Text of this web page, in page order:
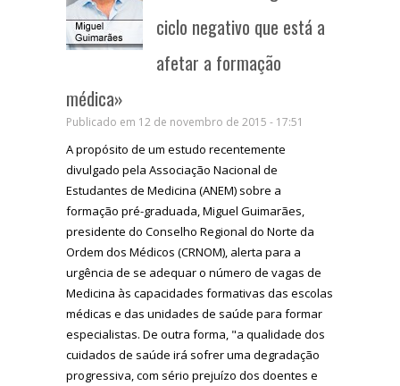
ciclo negativo que está a
afetar a formação
médica»
Publicado em 12 de novembro de 2015 - 17:51
A propósito de um estudo recentemente
divulgado pela Associação Nacional de
Estudantes de Medicina (ANEM) sobre a
formação pré-graduada, Miguel Guimarães,
presidente do Conselho Regional do Norte da
Ordem dos Médicos (CRNOM), alerta para a
urgência de se adequar o número de vagas de
Medicina às capacidades formativas das escolas
médicas e das unidades de saúde para formar
especialistas. De outra forma, "a qualidade dos
cuidados de saúde irá sofrer uma degradação
progressiva, com sério prejuízo dos doentes e